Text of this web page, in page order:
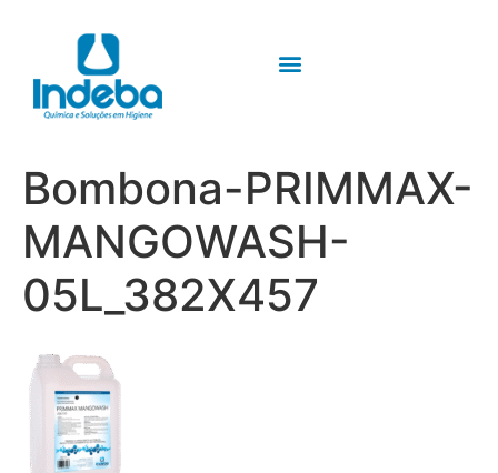
Bombona-PRIMMAX-
MANGOWASH-
05L_382X457